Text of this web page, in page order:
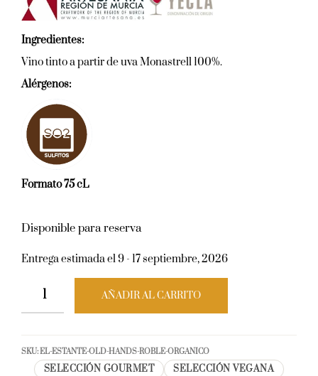
Ingredientes:
Vino tinto a partir de uva Monastrell 100%.
Alérgenos:
Formato 75 cL
Disponible para reserva
Entrega estimada el 9 - 17 septiembre, 2026
AÑADIR AL CARRITO
SKU:EL-ESTANTE-OLD-HANDS-ROBLE-ORGANICO
SELECCIÓN GOURMET
SELECCIÓN VEGANA